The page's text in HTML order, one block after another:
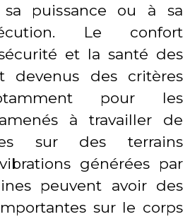
puissance ou à sa
Le confort
et la santé des
devenus des critères
pour les
à travailler de
sur des terrains
générées par
peuvent avoir des
sur le corps